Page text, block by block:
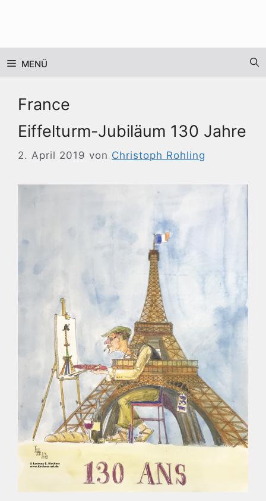
MENÜ
France
Eiffelturm-Jubiläum 130 Jahre
2. April 2019 von Christoph Rohling